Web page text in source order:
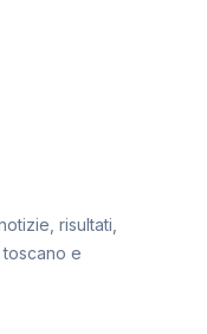
risultati,
e